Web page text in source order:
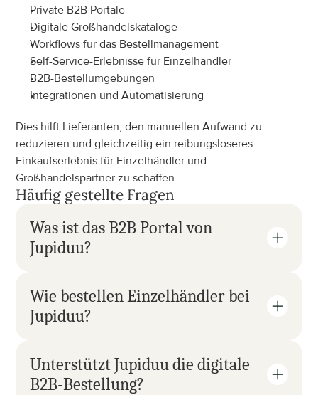
Private B2B Portale
Digitale Großhandelskataloge
Workflows für das Bestellmanagement
Self-Service-Erlebnisse für Einzelhändler
B2B-Bestellumgebungen
Integrationen und Automatisierung
Dies hilft Lieferanten, den manuellen Aufwand zu
reduzieren und gleichzeitig ein reibungsloseres
Einkaufserlebnis für Einzelhändler und
Großhandelspartner zu schaffen.
Häufig gestellte Fragen
Was ist das B2B Portal von
Jupiduu?
Wie bestellen Einzelhändler bei
Jupiduu?
Unterstützt Jupiduu die digitale
B2B-Bestellung?